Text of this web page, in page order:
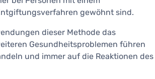
gewöhnt sind.
dieser Methode das
Gesundheitsproblemen führen
und immer auf die Reaktionen des